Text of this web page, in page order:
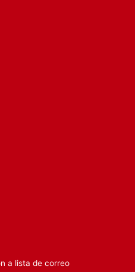
a lista de correo